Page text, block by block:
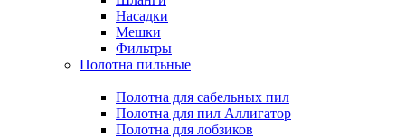
Насадки
Мешки
Фильтры
Полотна пильные
Полотна для сабельных пил
Полотна для пил Аллигатор
Полотна для лобзиков